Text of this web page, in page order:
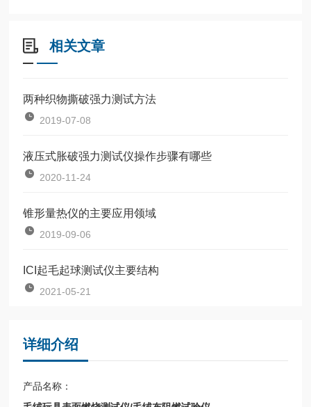
相关文章
两种织物撕破强力测试方法
2019-07-08
液压式胀破强力测试仪操作步骤有哪些
2020-11-24
锥形量热仪的主要应用领域
2019-09-06
ICI起毛起球测试仪主要结构
2021-05-21
详细介绍
产品名称：